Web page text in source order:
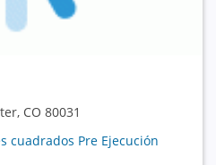
CO 80031
cuadrados Pre Ejecución